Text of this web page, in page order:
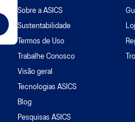
Sobre a ASICS
Sustentabilidade
Termos de Uso
Trabalhe Conosco
Visão geral
Tecnologias ASICS
Blog
Pesquisas ASICS